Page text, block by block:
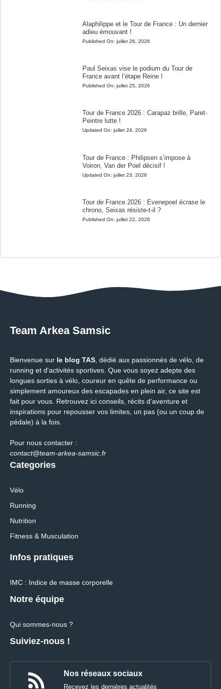
Alaphilippe et le Tour de France : Un dernier
adieu émouvant !
Published On: juillet 26, 2026
Paul Seixas vise le podium du Tour de
France avant l’étape Reine !
Published On: juillet 25, 2026
Tour de France 2026 : Carapaz brille, Paret-
Peintre lutte !
Updated On: juillet 24, 2026
Tour de France : Philipsen s’impose à
Voiron, Van der Poel décisif !
Updated On: juillet 23, 2026
Tour de France 2026 : Evenepoel écrase le
chrono, Seixas résiste-t-il ?
Published On: juillet 22, 2026
Team Arkea Samsic
Bienvenue sur le blog TAS, dédié aux passionnés de vélo, de
running et d'activités sportives. Que vous soyez adepte des
longues sorties à vélo, coureur en quête de performance ou
simplement amoureux des escapades en plein air, ce site est
fait pour vous. Retrouvez ici conseils, récits d’aventure et
inspirations pour repousser vos limites, un pas (ou un coup de
pédale) à la fois.
Pour nous contacter :
contact@team-arkea-samsic.fr
Categories
Vélo
Running
Nutrition
Fitness & Musculation
Infos pratiques
IMC : Indice de masse corporelle
Notre équipe
Qui sommes-nous ?
Suiviez-nous !
Nos réseaux sociaux
Recevez les dernières actualités